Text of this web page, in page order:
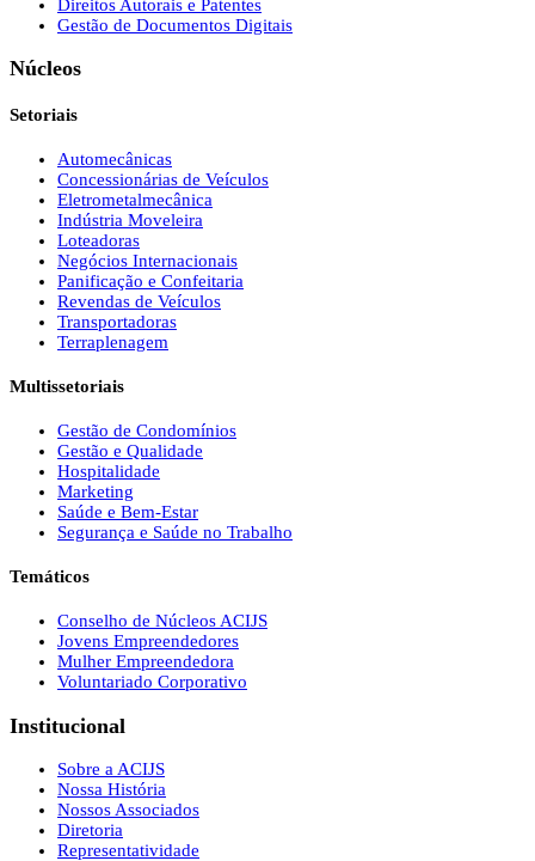
Direitos Autorais e Patentes
Gestão de Documentos Digitais
Núcleos
Setoriais
Automecânicas
Concessionárias de Veículos
Eletrometalmecânica
Indústria Moveleira
Loteadoras
Negócios Internacionais
Panificação e Confeitaria
Revendas de Veículos
Transportadoras
Terraplenagem
Multissetoriais
Gestão de Condomínios
Gestão e Qualidade
Hospitalidade
Marketing
Saúde e Bem-Estar
Segurança e Saúde no Trabalho
Temáticos
Conselho de Núcleos ACIJS
Jovens Empreendedores
Mulher Empreendedora
Voluntariado Corporativo
Institucional
Sobre a ACIJS
Nossa História
Nossos Associados
Diretoria
Representatividade